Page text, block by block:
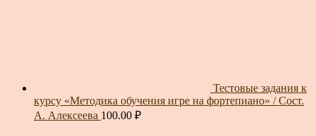
Тестовые задания к
курсу «Методика обучения игре на фортепиано» / Сост.
А. Алексеева 100.00 ₽